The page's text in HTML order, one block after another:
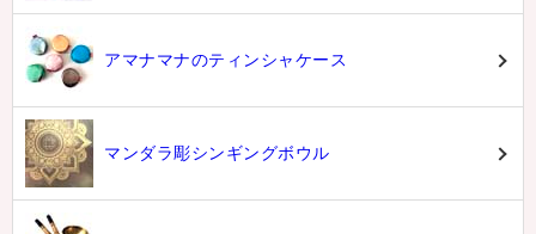
アマナマナのティンシャケース
マンダラ彫シンギングボウル